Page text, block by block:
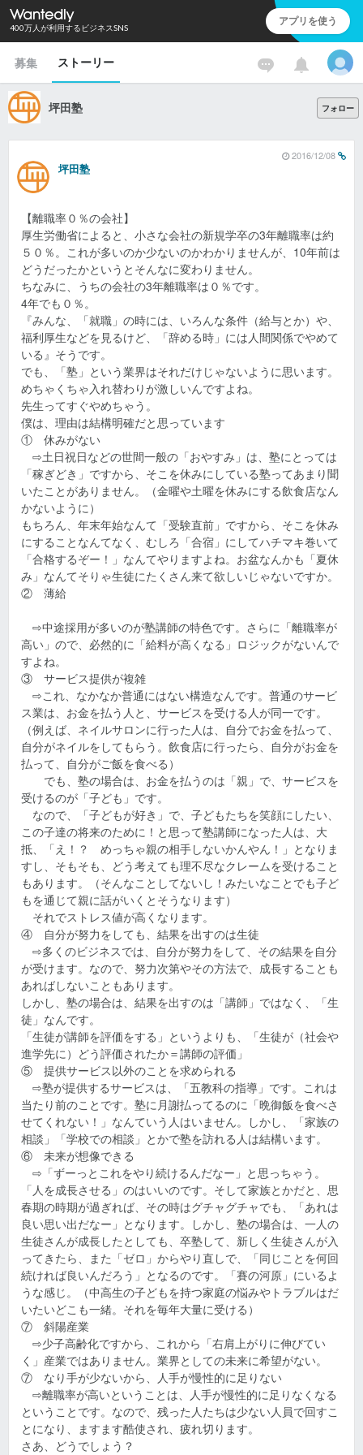
400万人が利用するビジネスSNS アプリを使う
募集 ストーリー
坪田塾 フォロー
坪田塾
2016/12/08
【離職率０％の会社】
厚生労働省によると、小さな会社の新規学卒の3年離職率は約
５０％。これが多いのか少ないのかわかりませんが、10年前は
どうだったかというとそんなに変わりません。
ちなみに、うちの会社の3年離職率は０％です。
4年でも０％。
『みんな、「就職」の時には、いろんな条件（給与とか）や、
福利厚生などを見るけど、「辞める時」には人間関係でやめて
いる』そうです。
でも、「塾」という業界はそれだけじゃないように思います。
めちゃくちゃ入れ替わりが激しいんですよね。
先生ってすぐやめちゃう。
僕は、理由は結構明確だと思っています
① 休みがない
⇨土日祝日などの世間一般の「おやすみ」は、塾にとっては
「稼ぎどき」ですから、そこを休みにしている塾ってあまり聞
いたことがありません。（金曜や土曜を休みにする飲食店なん
かないように）
もちろん、年末年始なんて「受験直前」ですから、そこを休み
にすることなんてなく、むしろ「合宿」にしてハチマキ巻いて
「合格するぞー！」なんてやりますよね。お盆なんかも「夏休
み」なんてそりゃ生徒にたくさん来て欲しいじゃないですか。
② 薄給
⇨中途採用が多いのが塾講師の特色です。さらに「離職率が
高い」ので、必然的に「給料が高くなる」ロジックがないんで
すよね。
③ サービス提供が複雑
⇨これ、なかなか普通にはない構造なんです。普通のサービ
ス業は、お金を払う人と、サービスを受ける人が同一です。
（例えば、ネイルサロンに行った人は、自分でお金を払って、
自分がネイルをしてもらう。飲食店に行ったら、自分がお金を
払って、自分がご飯を食べる）
でも、塾の場合は、お金を払うのは「親」で、サービスを
受けるのが「子ども」です。
なので、「子どもが好き」で、子どもたちを笑顔にしたい、
この子達の将来のために！と思って塾講師になった人は、大
抵、「え！？ めっちゃ親の相手しないかんやん！」となりま
すし、そもそも、どう考えても理不尽なクレームを受けること
もあります。（そんなことしてないし！みたいなことでも子ど
もを通じて親に話がいくとそうなります）
それでストレス値が高くなります。
④ 自分が努力をしても、結果を出すのは生徒
⇨多くのビジネスでは、自分が努力をして、その結果を自分
が受けます。なので、努力次第やその方法で、成長することも
あればしないこともあります。
しかし、塾の場合は、結果を出すのは「講師」ではなく、「生
徒」なんです。
「生徒が講師を評価をする」というよりも、「生徒が（社会や
進学先に）どう評価されたか＝講師の評価」
⑤ 提供サービス以外のことを求められる
⇨塾が提供するサービスは、「五教科の指導」です。これは
当たり前のことです。塾に月謝払ってるのに「晩御飯を食べさ
せてくれない！」なんていう人はいません。しかし、「家族の
相談」「学校での相談」とかで塾を訪れる人は結構います。
⑥ 未来が想像できる
⇨「ずーっとこれをやり続けるんだなー」と思っちゃう。
「人を成長させる」のはいいのです。そして家族とかだと、思
春期の時期が過ぎれば、その時はグチャグチャでも、「あれは
良い思い出だなー」となります。しかし、塾の場合は、一人の
生徒さんが成長したとしても、卒塾して、新しく生徒さんが入
ってきたら、また「ゼロ」からやり直しで、「同じことを何回
続ければ良いんだろう」となるのです。「賽の河原」にいるよ
うな感じ。（中高生の子どもを持つ家庭の悩みやトラブルはだ
いたいどこも一緒。それを毎年大量に受ける）
⑦ 斜陽産業
⇨少子高齢化ですから、これから「右肩上がりに伸びてい
く」産業ではありません。業界としての未来に希望がない。
⑦ なり手が少ないから、人手が慢性的に足りない
⇨離職率が高いということは、人手が慢性的に足りなくなる
ということです。なので、残った人たちは少ない人員で回すこ
とになり、ますます酷使され、疲れ切ります。
さあ、どうでしょう？